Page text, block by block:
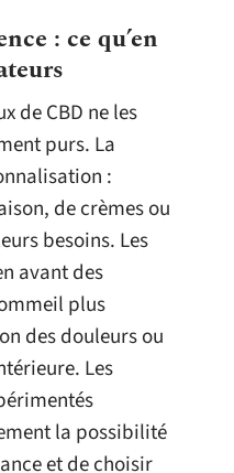
: ce qu’en
de CBD ne les
purs. La
:
de crèmes ou
besoins. Les
avant des
plus
des douleurs ou
Les
la possibilité
et de choisir